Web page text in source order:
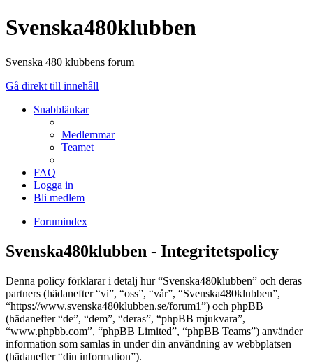
Svenska480klubben
Svenska 480 klubbens forum
Gå direkt till innehåll
Snabblänkar
Medlemmar
Teamet
FAQ
Logga in
Bli medlem
Forumindex
Svenska480klubben - Integritetspolicy
Denna policy förklarar i detalj hur “Svenska480klubben” och deras
partners (hädanefter “vi”, “oss”, “vår”, “Svenska480klubben”,
“https://www.svenska480klubben.se/forum1”) och phpBB
(hädanefter “de”, “dem”, “deras”, “phpBB mjukvara”,
“www.phpbb.com”, “phpBB Limited”, “phpBB Teams”) använder
information som samlas in under din användning av webbplatsen
(hädanefter “din information”).